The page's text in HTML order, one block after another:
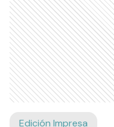
Edición Impresa